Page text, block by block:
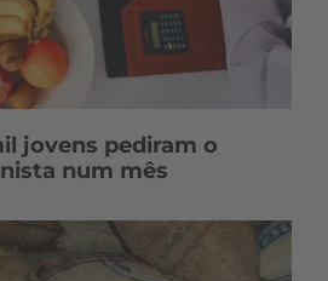
jovens pediram o
num mês